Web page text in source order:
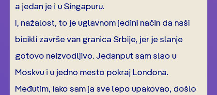
a jedan je i u Singapuru.
I, nažalost, to je uglavnom jedini način da naši
bicikli završe van granica Srbije, jer je slanje
gotovo neizvodljivo. Jedanput sam slao u
Moskvu i u jedno mesto pokraj Londona.
Međutim, iako sam ja sve lepo upakovao, došlo